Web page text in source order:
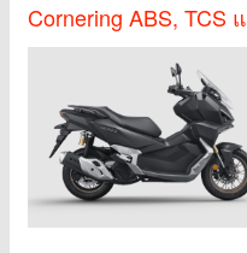
Cornering ABS, TCS